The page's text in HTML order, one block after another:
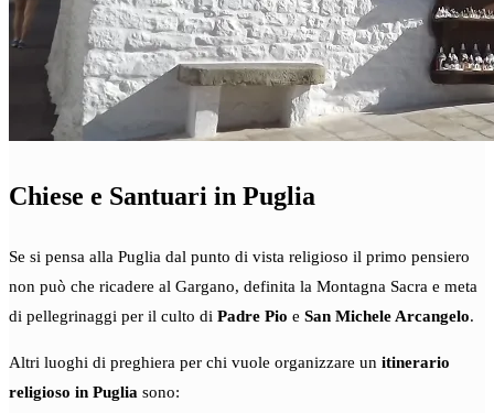
Chiese e Santuari in Puglia
Se si pensa alla Puglia dal punto di vista religioso il primo pensiero
non può che ricadere al Gargano, definita la Montagna Sacra e meta
di pellegrinaggi per il culto di Padre Pio e San Michele Arcangelo.
Altri luoghi di preghiera per chi vuole organizzare un itinerario
religioso in Puglia sono: